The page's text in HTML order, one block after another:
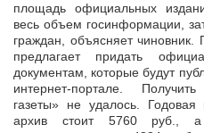
площадь официальных
весь объем госинформации,
граждан, объясняет
предлагает придать
документам, которые будут
интернет-портале.
газеты» не удалось.
архив стоит 5760 руб.,